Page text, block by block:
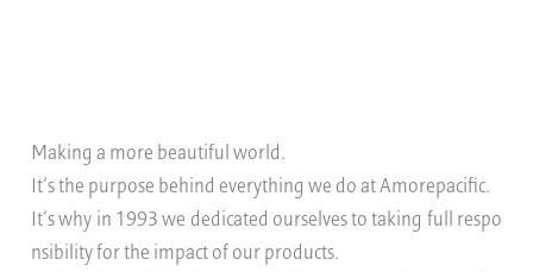
Making a more beautiful world.
It’s the purpose behind everything we do at Amorepacific.
It’s why in 1993 we dedicated ourselves to taking full respo
nsibility for the impact of our products.